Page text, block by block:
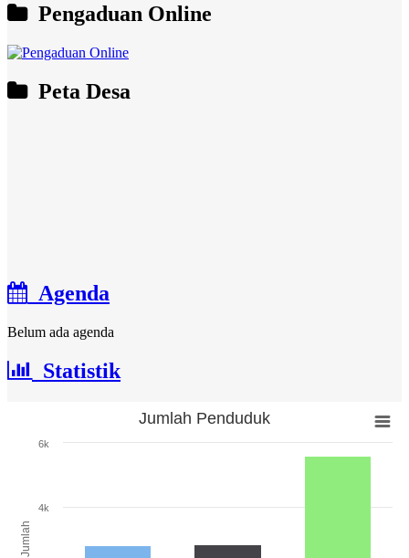
Pengaduan Online
Peta Desa
Agenda
Belum ada agenda
Statistik
Jumlah
Jumlah Penduduk
4k
6k